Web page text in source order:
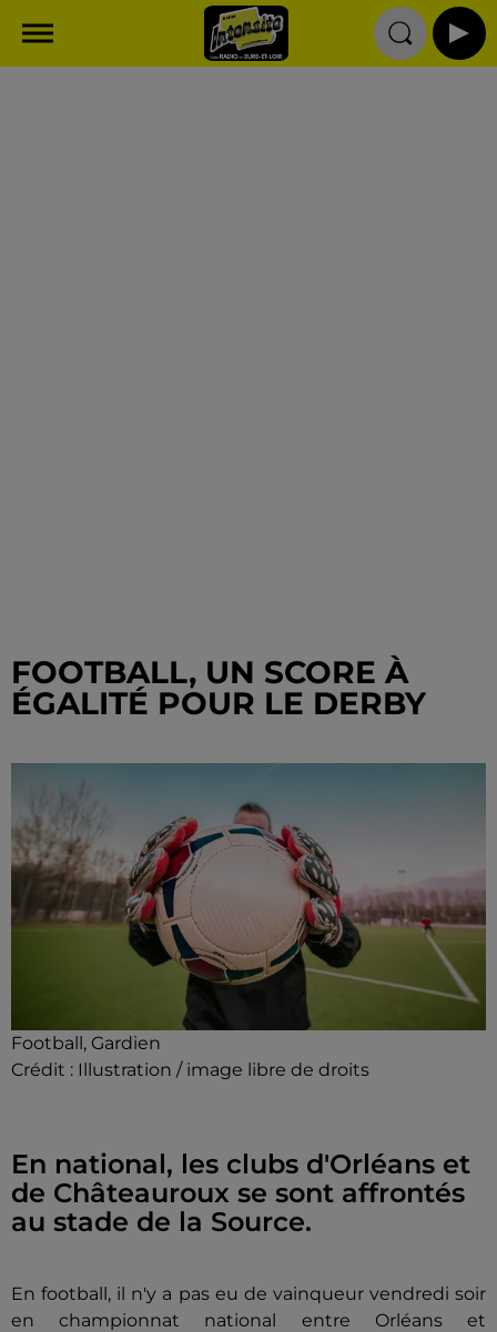
FOOTBALL, UN SCORE À
ÉGALITÉ POUR LE DERBY
Football, Gardien
Crédit : Illustration / image libre de droits
En national, les clubs d'Orléans et
de Châteauroux se sont affrontés
au stade de la Source.
En football, il n'y a pas eu de vainqueur vendredi soir
en championnat national entre Orléans et